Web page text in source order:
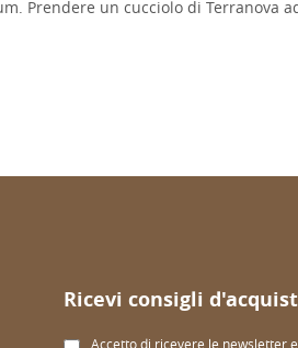
Prendere un cucciolo di Terranova
Ricevi consigli
Accetto di ricevere le newsletter